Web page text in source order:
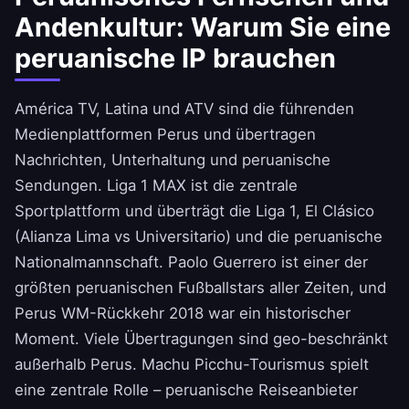
Andenkultur: Warum Sie eine
peruanische IP brauchen
América TV, Latina und ATV sind die führenden
Medienplattformen Perus und übertragen
Nachrichten, Unterhaltung und peruanische
Sendungen. Liga 1 MAX ist die zentrale
Sportplattform und überträgt die Liga 1, El Clásico
(Alianza Lima vs Universitario) und die peruanische
Nationalmannschaft. Paolo Guerrero ist einer der
größten peruanischen Fußballstars aller Zeiten, und
Perus WM-Rückkehr 2018 war ein historischer
Moment. Viele Übertragungen sind geo-beschränkt
außerhalb Perus. Machu Picchu-Tourismus spielt
eine zentrale Rolle – peruanische Reiseanbieter